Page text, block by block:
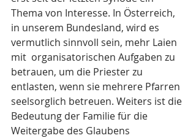
Thema von Interesse. In Österreich,
in unserem Bundesland, wird es
vermutlich sinnvoll sein, mehr Laien
mit  organisatorischen Aufgaben zu
betrauen, um die Priester zu
entlasten, wenn sie mehrere Pfarren
seelsorglich betreuen. Weiters ist die
Bedeutung der Familie für die
Weitergabe des Glaubens